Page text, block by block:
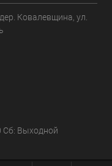
Ковалевщина, ул.
Сб: Выходной